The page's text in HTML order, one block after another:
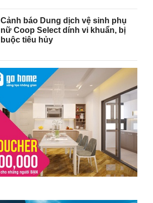
Cảnh báo Dung dịch vệ sinh phụ
nữ Coop Select dính vi khuẩn, bị
buộc tiêu hủy